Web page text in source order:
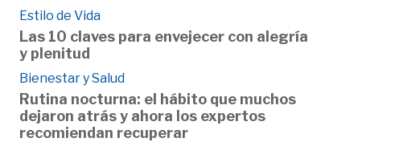
Estilo de Vida
Las 10 claves para envejecer con alegría
y plenitud
Bienestar y Salud
Rutina nocturna: el hábito que muchos
dejaron atrás y ahora los expertos
recomiendan recuperar